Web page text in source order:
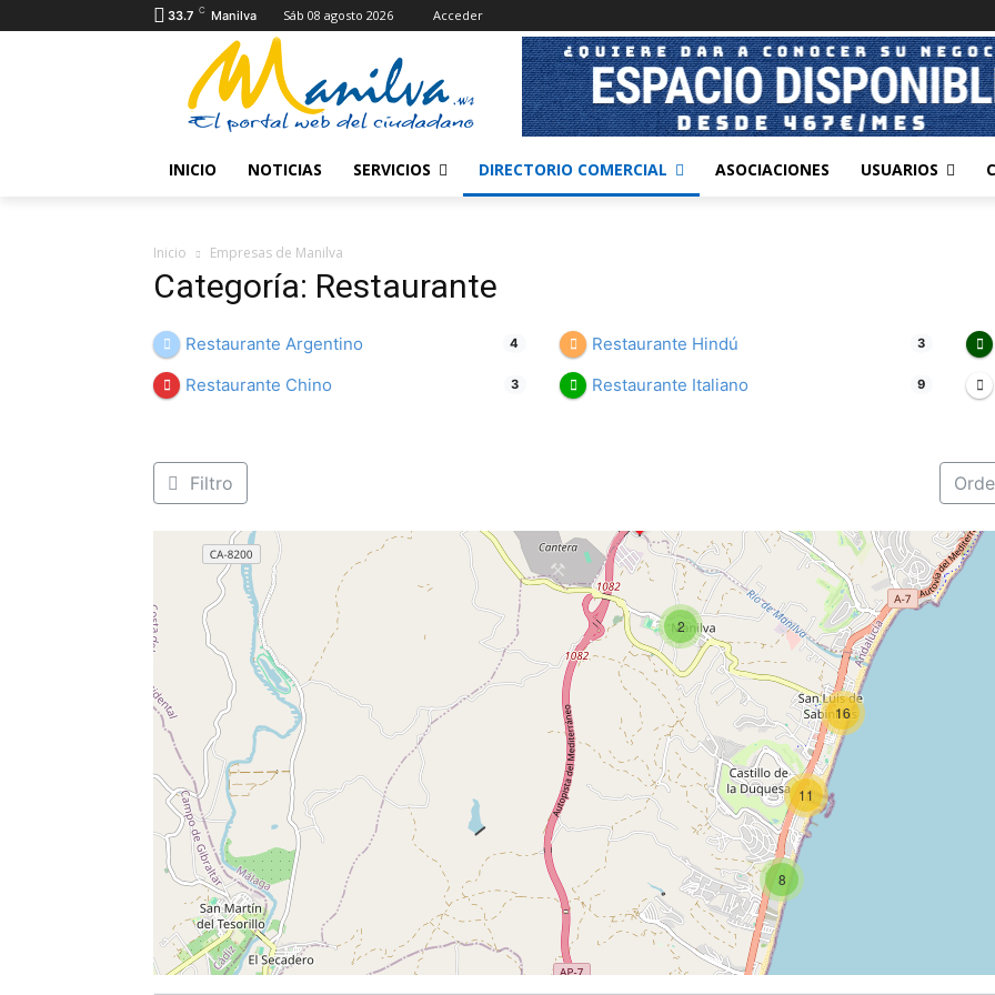
33.7 C Manilva Sáb 08 agosto 2026 Acceder
INICIO NOTICIAS SERVICIOS DIRECTORIO COMERCIAL ASOCIACIONES USUARIOS
Inicio Empresas de Manilva
Categoría: Restaurante
Restaurante Argentino 4
Restaurante Chino 3
Restaurante Hindú 3
Restaurante Italiano 9
Filtro
2
8
11
16